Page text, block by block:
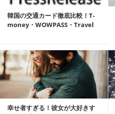
韓国の交通カード徹底比較！T-
money・WOWPASS・Travel
幸せ者すぎる！彼女が大好きす